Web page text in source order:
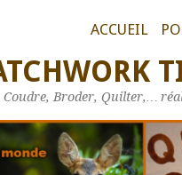
ACCUEIL
Coudre, Broder, Quilter,…